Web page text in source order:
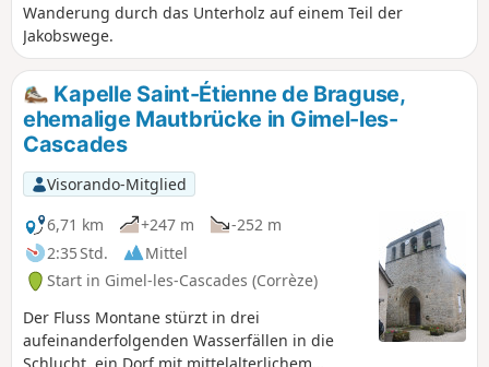
Wanderung durch das Unterholz auf einem Teil der
Jakobswege.
Kapelle Saint-Étienne de Braguse,
ehemalige Mautbrücke in Gimel-les-
Cascades
Visorando-Mitglied
6,71 km
+247 m
-252 m
2:35 Std.
Mittel
Start in Gimel-les-Cascades (Corrèze)
Der Fluss Montane stürzt in drei
aufeinanderfolgenden Wasserfällen in die